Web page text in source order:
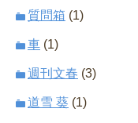
質問箱 (1)
車 (1)
週刊文春 (3)
道雪 葵 (1)